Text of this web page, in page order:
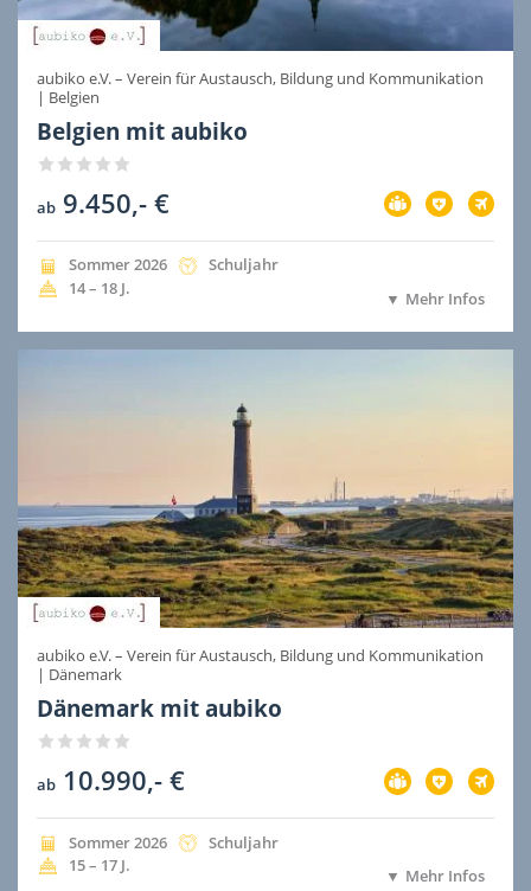
aubiko e.V. – Verein für Austausch, Bildung und Kommunikation
| Belgien
Belgien mit aubiko
ab 9.450,- €
Vorbereitung
im
Preis
Versicherung
im
Preis
Flug
im
Preis
Jahreszeit
der
Ausreise
SommerJahr
2026 Dauer
Schuljahr
Alter
14 – 18 J.
Mehr Infos
aubiko e.V. – Verein für Austausch, Bildung und Kommunikation
Dänemark
Dänemark mit aubiko
ab 10.990,- €
Vorbereitung
im
Preis
Versicherung
im
Preis
Flug
im
Preis
Jahreszeit
der
Ausreise
Sommer Jahr
2026 Dauer
Schuljahr
Alter
15 – 17 J.
Mehr Infos